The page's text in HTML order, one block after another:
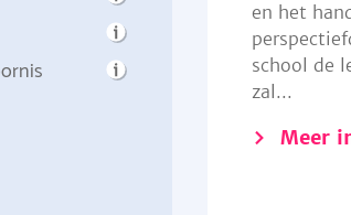
en het
school de
zal...
Meer